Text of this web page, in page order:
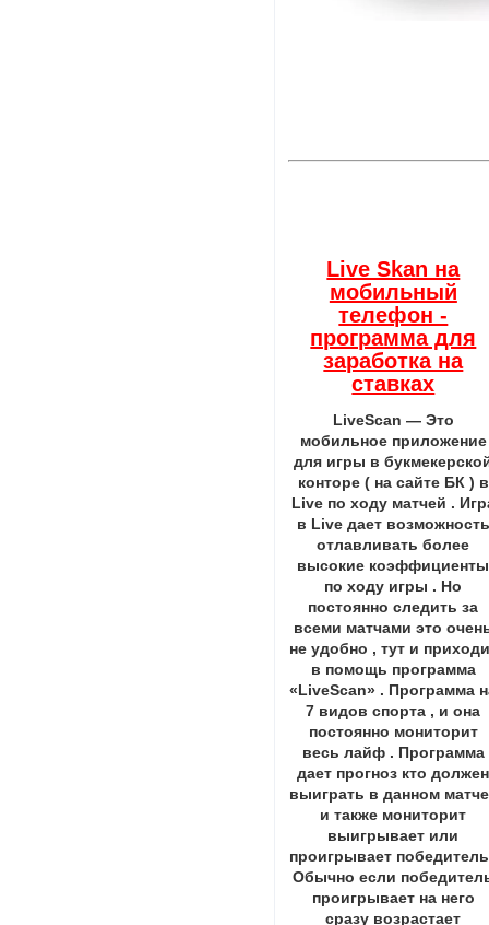
Live Skan на
мобильный
телефон -
программа для
заработка на
ставках
LiveScan — Это
мобильное приложение
для игры в
конторе ( на сайте БК ) в
Live по ходу матчей .
в Live дает возможность
отлавливать более
высокие коэффициенты
по ходу игры . Но
постоянно следить за
всеми матчами это
не удобно , тут и
в помощь программа
«LiveScan» . Программа
7 видов спорта , и она
постоянно мониторит
весь лайф . Программа
дает прогноз кто должен
выиграть в данном
и также мониторит
выигрывает или
проигрывает
Обычно если
проигрывает на него
сразу возрастает